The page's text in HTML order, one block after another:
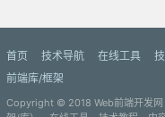
首页 技术导航 在线工具
前端库/框架